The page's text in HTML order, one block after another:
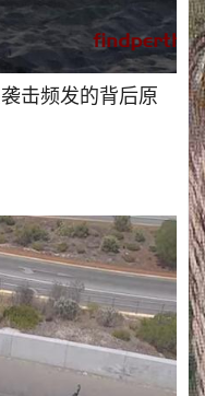
击频发的背后原